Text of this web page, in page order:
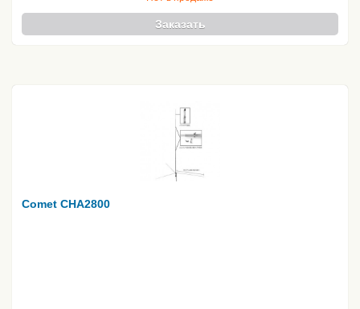
Заказать
Comet CHA2800